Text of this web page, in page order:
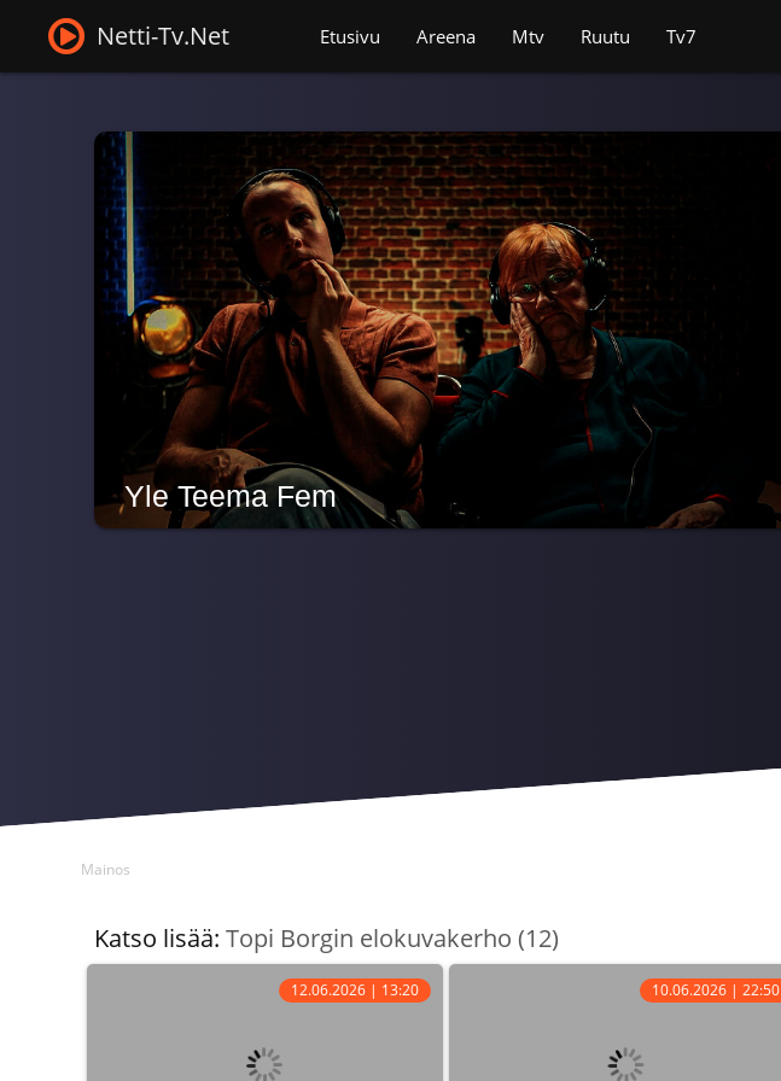
Netti-Tv.Net Etusivu Areena Mtv Ruutu Tv7
Yle Teema Fem
Mainos
Katso lisää:Topi Borgin elokuvakerho (12)
12.06.2026 | 13:20 10.06.2026 | 22:50